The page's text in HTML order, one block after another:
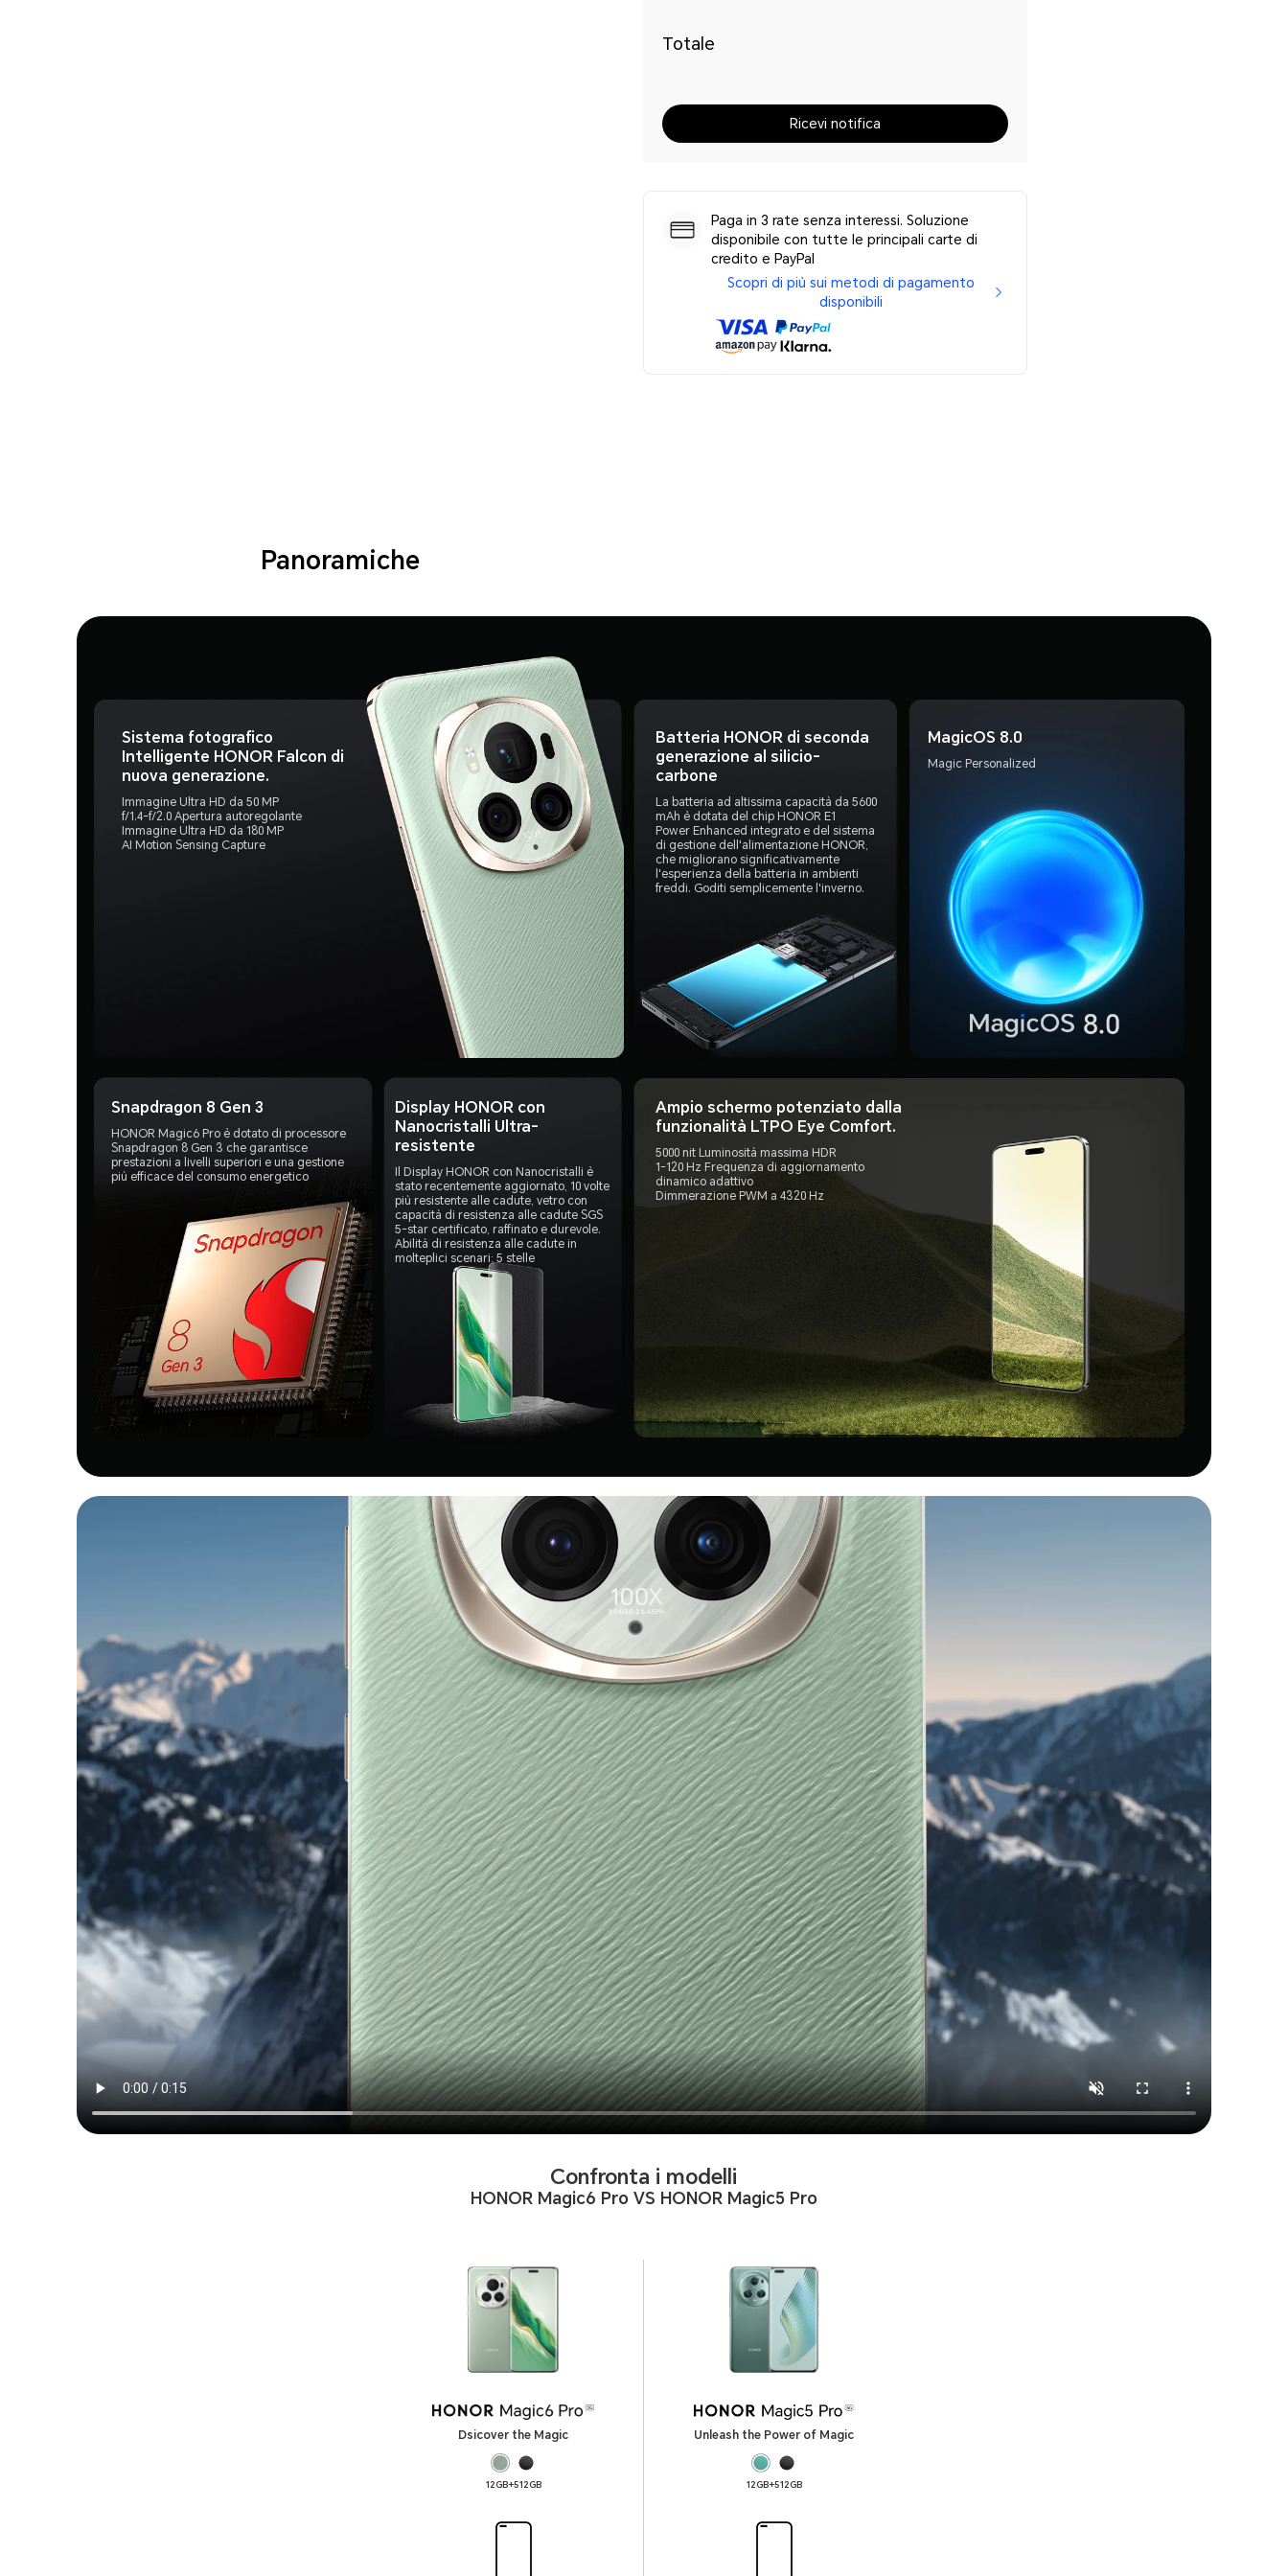
Totale
Ricevi notifica
Paga in 3 rate senza interessi. Soluzione
disponibile con tutte le principali carte di
credito e PayPal
Scopri di più sui metodi di pagamento
disponibili
Panoramiche
Sistema fotografico
Intelligente HONOR Falcon di
nuova generazione.
Immagine Ultra HD da 50 MP
f/1.4-f/2.0 Apertura autoregolante
Immagine Ultra HD da 180 MP
AI Motion Sensing Capture
Batteria HONOR di seconda
generazione al silicio-
carbone
La batteria ad altissima capacità da 5600
mAh è dotata del chip HONOR E1
Power Enhanced integrato e del sistema
di gestione dell'alimentazione HONOR,
che migliorano significativamente
l'esperienza della batteria in ambienti
freddi. Goditi semplicemente l'inverno.
MagicOS 8.0
Magic Personalized
Snapdragon 8 Gen 3
HONOR Magic6 Pro è dotato di processore
Snapdragon 8 Gen 3 che garantisce
prestazioni a livelli superiori e una gestione
più efficace del consumo energetico
Display HONOR con
Nanocristalli Ultra-
resistente
Il Display HONOR con Nanocristalli è
stato recentemente aggiornato, 10 volte
più resistente alle cadute, vetro con
capacità di resistenza alle cadute SGS
5-star certificato, raffinato e durevole.
Abilità di resistenza alle cadute in
molteplici scenari: 5 stelle
Ampio schermo potenziato dalla
funzionalità LTPO Eye Comfort.
5000 nit Luminosità massima HDR
1-120 Hz Frequenza di aggiornamento
dinamico adattivo
Dimmerazione PWM a 4320 Hz